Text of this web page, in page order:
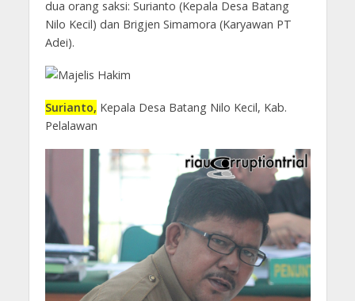
dua orang saksi: Surianto (Kepala Desa Batang
Nilo Kecil) dan Brigjen Simamora (Karyawan PT
Adei).
Surianto, Kepala Desa Batang Nilo Kecil, Kab.
Pelalawan